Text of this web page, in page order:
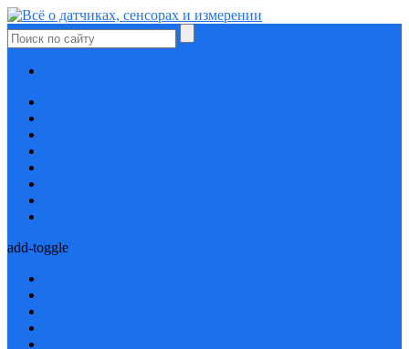
add-toggle